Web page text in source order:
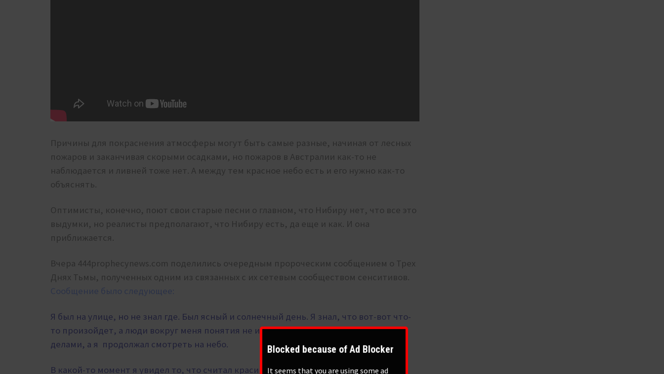
Причины для покраснения атмосферы могут быть самые разные, начиная от лесных
пожаров и заканчивая скорыми осадками, но пожаров в Австралии как-то не
наблюдается и ливней тоже нет. А между тем красное небо есть и его нужно как-то
объяснять.
Оптимисты, конечно, поют свои старые песни о главном, что Нибиру нет, что все это
выдумки, но реалисты предполагают, что Нибиру есть, да еще и как. И она
приближается.
Вчера 444prophecynews.com поделились очередным пророческим сообщением о Трех
Днях Тьмы, полученных одним из связанных с их сетевым сообществом сенситивов.
Сообщение было следующее:
Я был на улице, но не знал где. Был ясный и солнечный день. Я знал, что вот-вот что-
то произойдет, а люди вокруг меня понятия не имели. Они занимались своими
делами, а я продолжал смотреть на небо.
В какой-то момент я увидел то, что считал красивым красным солнцем, но я знал в
Blocked because of Ad Blocker
It seems that you are using some ad